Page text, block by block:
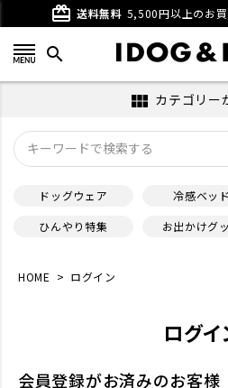
card_giftcard 送料無料 5,500円以上のお
search
view_module カテゴリー
ドッグウェア 冷感ベッド
ひんやり特集
お出かけグ
HOME ログイン
ログイ
会員登録がお済みのお客様